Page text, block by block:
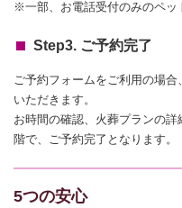
※一部、お電話受付のみのペッ
Step3. ご予約完了
ご予約フォームをご利用の場
いただきます。
お時間の確認、火葬プランの
階で、ご予約完了となります。
5つの安心